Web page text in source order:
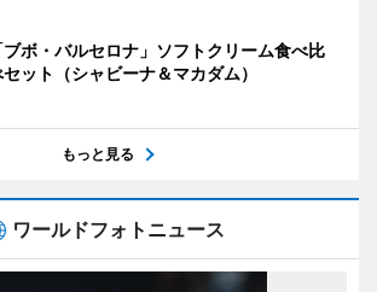
ブボ・バルセロナ」ソフトクリーム食べ比
ット（シャビーナ＆マカダム）
もっと見る
ワールドフォトニュース